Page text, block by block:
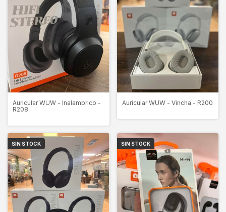
Auricular WUW - Inalambrico -
R208
Auricular WUW - Vincha - R200
SIN STOCK SIN STOCK